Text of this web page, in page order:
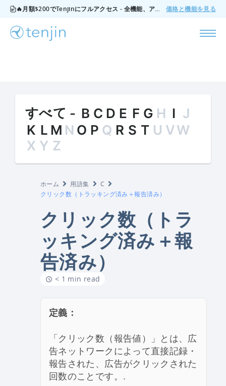
🔥月額$200でTenjinにフルアクセス - 全機能、アドオンなし、いつでもキャンセル可能。 価格と機能を見る
すべて - B C D E F G H I J
K L M N O P Q R S T U VW
X Y Z
ホーム 用語集
C
クリック数（トラッキング済み＋報告済み）
クリック数（トラ
ッキング済み＋報
告済み）
< 1 min read
定義：
「クリック数（報告値）」とは、広
告ネットワークによって直接記録・
報告された、広告がクリックされた
回数のことです。.